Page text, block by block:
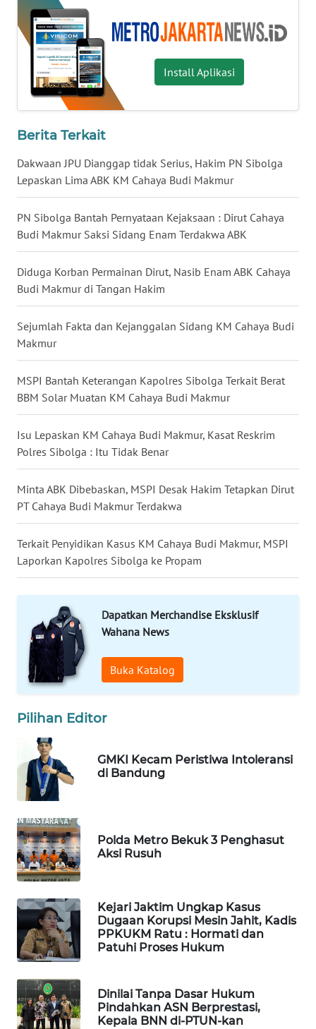
Install Aplikasi
Berita Terkait
Dakwaan JPU Dianggap tidak Serius, Hakim PN Sibolga
Lepaskan Lima ABK KM Cahaya Budi Makmur
PN Sibolga Bantah Pernyataan Kejaksaan : Dirut Cahaya
Budi Makmur Saksi Sidang Enam Terdakwa ABK
Diduga Korban Permainan Dirut, Nasib Enam ABK Cahaya
Budi Makmur di Tangan Hakim
Sejumlah Fakta dan Kejanggalan Sidang KM Cahaya Budi
Makmur
MSPI Bantah Keterangan Kapolres Sibolga Terkait Berat
BBM Solar Muatan KM Cahaya Budi Makmur
Isu Lepaskan KM Cahaya Budi Makmur, Kasat Reskrim
Polres Sibolga : Itu Tidak Benar
Minta ABK Dibebaskan, MSPI Desak Hakim Tetapkan Dirut
PT Cahaya Budi Makmur Terdakwa
Terkait Penyidikan Kasus KM Cahaya Budi Makmur, MSPI
Laporkan Kapolres Sibolga ke Propam
Dapatkan Merchandise Eksklusif
Wahana News
Buka Katalog
Pilihan Editor
GMKI Kecam Peristiwa Intoleransi
di Bandung
Polda Metro Bekuk 3 Penghasut
Aksi Rusuh
Kejari Jaktim Ungkap Kasus
Dugaan Korupsi Mesin Jahit, Kadis
PPKUKM Ratu : Hormati dan
Patuhi Proses Hukum
Dinilai Tanpa Dasar Hukum
Pindahkan ASN Berprestasi,
Kepala BNN di-PTUN-kan
WN
PRIANGAN
TIMUR
WN
SEMARANG
SOLO
WN
BOROBUDUR
WN
MADURA
WN
WN
LIKUPANG
WN
LABUANBAJO
WN
BORNEO
Wahana
Media
Group
WAHANA
NEWS
WAHANA
TANI
WAHANA
ADVOKAT
WAHANA
INFRASTRUKTUR
WAHANA
KONSUMEN
WAHANA
LISTRIK